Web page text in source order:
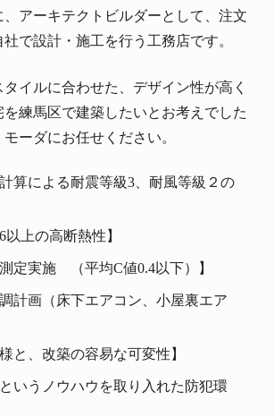
アーキテクトビルダーとして、注文
で設計・施工を行う工務店です。
イルに合わせた、デザイン性が高く
練馬区で建築したいとお考えでした
ーダにお任せください。
計算による耐震等級3、耐風等級２の
以上の高断熱性】
測定実施 （平均C値0.4以下）】
調計画（床下エアコン、小屋裏エア
と、改築の容易な可変性】
というノウハウを取り入れた防犯環